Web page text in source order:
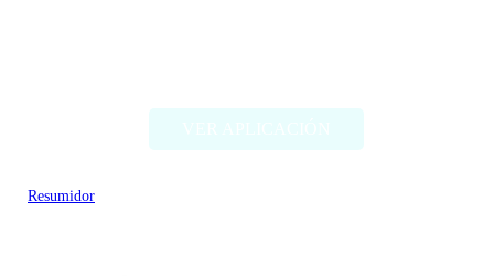
Resumidor